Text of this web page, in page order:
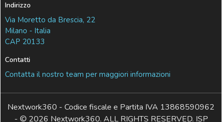
Indirizzo
Via Moretto da Brescia, 22
Milano - Italia
CAP 20133
Contatti
Contatta il nostro team per maggiori informazioni
Nextwork360 - Codice fiscale e Partita IVA 13868590962
- © 2026 Nextwork360. ALL RIGHTS RESERVED. ISP